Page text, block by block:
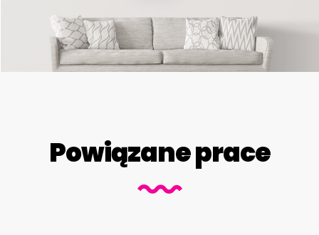
Powiązane prace